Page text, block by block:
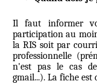
Il faut informer
participation au
la RIS soit par
professionnelle
n'est pas le cas
gmail...). La fiche est